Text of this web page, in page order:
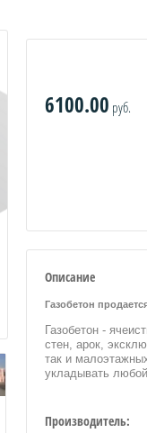
6100.00 руб.
Описание
Газобетон
Газобетон -
стен, арок,
так и
укладывать
Производитель: